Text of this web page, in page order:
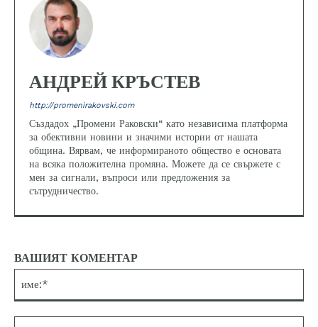
АНДРЕЙ КРЪСТЕВ
http://promenirakovski.com
Създадох „Промени Раковски“ като независима платформа
за обективни новини и значими истории от нашата
община. Вярвам, че информираното общество е основата
на всяка положителна промяна. Можете да се свържете с
мен за сигнали, въпроси или предложения за
сътрудничество.
ВАШИЯТ КОМЕНТАР